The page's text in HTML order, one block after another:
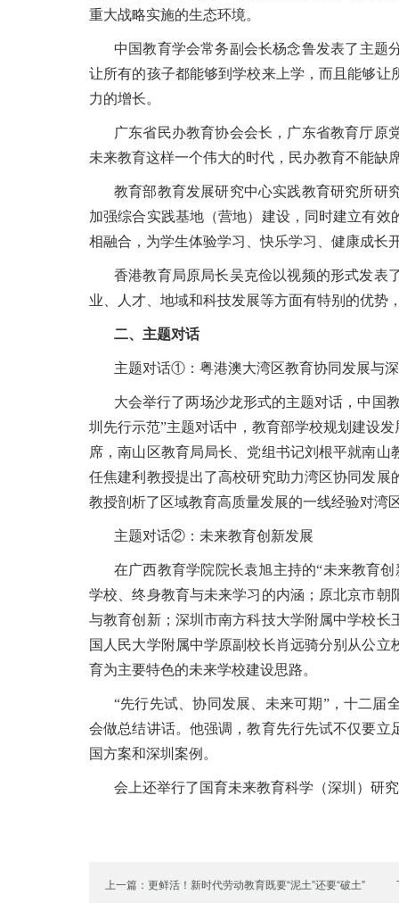
重大战略实施的生态环境。
中国教育学会常务副会长杨念鲁发表了主
让所有的孩子都能够到学校来上学，而且能够
力的增长。
广东省民办教育协会会长，广东省教育厅原
未来教育这样一个伟大的时代，民办教育不能缺
教育部教育发展研究中心实践教育研究所研
加强综合实践基地（营地）建设，同时建立有
相融合，为学生体验学习、快乐学习、健康成长
香港教育局原局长吴克俭以视频的形式发表
业、人才、地域和科技发展等方面有特别的优势
二、主题对话
主题对话①：粤港澳大湾区教育协同发展与
大会举行了两场沙龙形式的主题对话，中国
圳先行示范”主题对话中，教育部学校规划建设
席，南山区教育局局长、党组书记刘根平就南
任焦建利教授提出了高校研究助力湾区协同发
教授剖析了区域教育高质量发展的一线经验对湾
主题对话②：未来教育创新发展
在广西教育学院院长袁旭主持的“未来教育
学校、终身教育与未来学习的内涵；原北京市
与教育创新；深圳市南方科技大学附属中学校
国人民大学附属中学原副校长肖远骑分别从公
育为主要特色的未来学校建设思路。
“先行先试、协同发展、未来可期”，十二届
会做总结讲话。他强调，教育先行先试不仅要
国方案和深圳案例。
会上还举行了国育未来教育科学（深圳）研
上一篇：更鲜活！新时代劳动教育既要“泥土”还要“破土”